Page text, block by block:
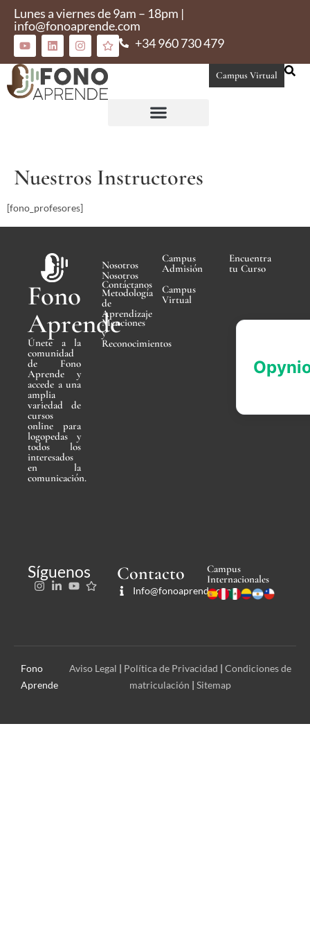
Lunes a viernes de 9am – 18pm |
info@fonoaprende.com
+34 960 730 479
Campus Virtual
Nuestros Instructores
[fono_profesores]
Fono
Aprende
Únete a la
comunidad
de Fono
Aprende y
accede a una
amplia
variedad de
cursos
online para
logopedas y
todos los
interesados
en la
comunicación.
Nosotros
Nosotros
Contáctanos
Metodología
de
Aprendizaje
Menciones
y
Reconocimientos
Campus
Admisión
Campus
Virtual
Encuentra
tu Curso
Síguenos Contacto
Info@fonoaprende.com
Campus
Internacionales
Fono
Aprende
Aviso Legal | Política de Privacidad |Condiciones de
matriculación |Sitemap